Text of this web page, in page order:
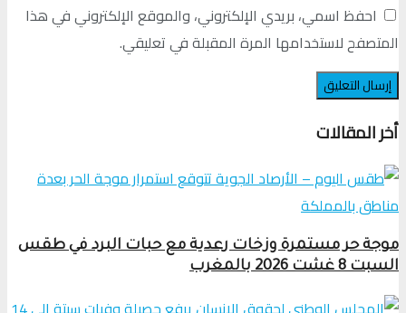
احفظ اسمي، بريدي الإلكتروني، والموقع الإلكتروني في هذا
المتصفح لاستخدامها المرة المقبلة في تعليقي.
أخر المقالات
موجة حر مستمرة وزخات رعدية مع حبات البرد في طقس
السبت 8 غشت 2026 بالمغرب